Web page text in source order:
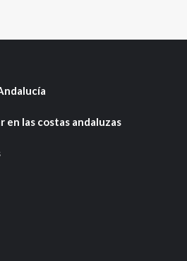
las costas andaluzas